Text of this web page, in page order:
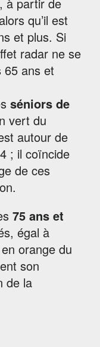
qu’il est
et plus. Si
radar ne se
65 ans et
séniors de
vert du
autour de
; il coïncide
de ces
75 ans et
égal à
orange du
son
de la